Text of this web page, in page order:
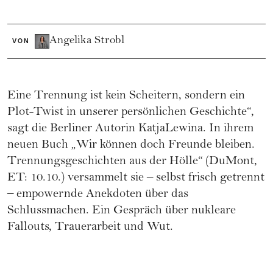
VON Angelika Strobl
Eine Trennung ist kein Scheitern, sondern ein
Plot-Twist in unserer persönlichen Geschichte“,
sagt die Berliner Autorin KatjaLewina. In ihrem
neuen Buch „Wir können doch Freunde bleiben.
Trennungsgeschichten aus der Hölle“ (DuMont,
ET: 10.10.) versammelt sie – selbst frisch getrennt
– empowernde Anekdoten über das
Schlussmachen. Ein Gespräch über nukleare
Fallouts, Trauerarbeit und Wut.